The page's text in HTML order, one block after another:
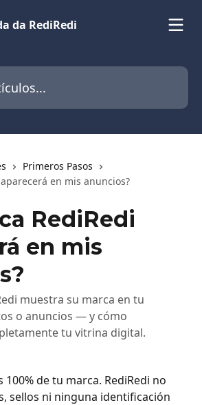
Primeros Pasos
en mis anuncios?
RediRedi
en mis
muestra su marca en tu
o anuncios — y cómo
tu vitrina digital.
100% de tu marca. RediRedi no
sellos ni ninguna identificación